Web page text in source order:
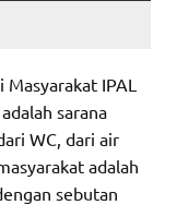
IPAL
sarana
WC, dari air
adalah
sebutan